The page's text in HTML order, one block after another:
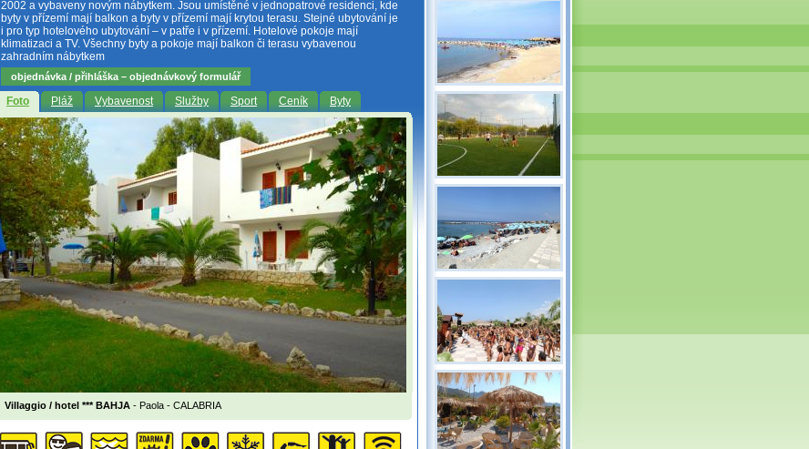
2002 a vybaveny novým nábytkem. Jsou umístěné v jednopatrové residenci, kde
byty v přízemí mají balkon a byty v přízemí mají krytou terasu. Stejné ubytování je
i pro typ hotelového ubytování – v patře i v přízemí. Hotelové pokoje mají
klimatizaci a TV. Všechny byty a pokoje mají balkon či terasu vybavenou
zahradním nábytkem
objednávka / přihláška – objednávkový formulář
Foto Pláž Vybavenost Služby Sport Ceník Byty
Villaggio / hotel *** BAHJA - Paola - CALABRIA